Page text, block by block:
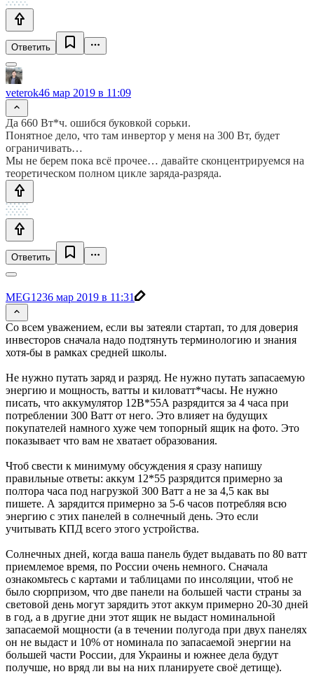
Ответить
veterok46 мар 2019 в 11:09
Да 660 Вт*ч. ошибся буковкой сорьки.
Понятное дело, что там инвертор у меня на 300 Вт, будет
ограничивать…
Мы не берем пока всё прочее… давайте сконцентрируемся на
теоретическом полном цикле заряда-разряда.
Ответить
MEG1236 мар 2019 в 11:31
Со всем уважением, если вы затеяли стартап, то для доверия
инвесторов сначала надо подтянуть терминологию и знания
хотя-бы в рамках средней школы.
Не нужно путать заряд и разряд. Не нужно путать запасаемую
энергию и мощность, ватты и киловатт*часы. Не нужно
писать, что аккумулятор 12В*55А разрядится за 4 часа при
потреблении 300 Ватт от него. Это влияет на будущих
покупателей намного хуже чем топорный ящик на фото. Это
показывает что вам не хватает образования.
Чтоб свести к минимуму обсуждения я сразу напишу
правильные ответы: аккум 12*55 разрядится примерно за
полтора часа под нагрузкой 300 Ватт а не за 4,5 как вы
пишете. А зарядится примерно за 5-6 часов потребляя всю
энергию с этих панелей в солнечный день. Это если
учитывать КПД всего этого устройства.
Солнечных дней, когда ваша панель будет выдавать по 80 ватт
приемлемое время, по России очень немного. Сначала
ознакомьтесь с картами и таблицами по инсоляции, чтоб не
было сюрпризом, что две панели на большей части страны за
световой день могут зарядить этот аккум примерно 20-30 дней
в год, а в другие дни этот ящик не выдаст номинальной
запасаемой мощности (а в течении полугода при двух панелях
он не выдаст и 10% от номинала по запасаемой энергии на
большей части России, для Украины и южнее дела будут
получше, но вряд ли вы на них планируете своё детище).